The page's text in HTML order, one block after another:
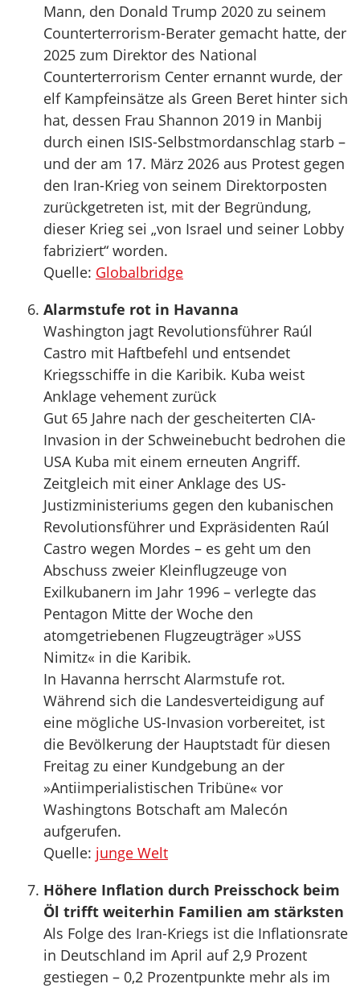
Mann, den Donald Trump 2020 zu seinem
Counterterrorism-Berater gemacht hatte, der
2025 zum Direktor des National
Counterterrorism Center ernannt wurde, der
elf Kampfeinsätze als Green Beret hinter sich
hat, dessen Frau Shannon 2019 in Manbij
durch einen ISIS-Selbstmordanschlag starb –
und der am 17. März 2026 aus Protest gegen
den Iran-Krieg von seinem Direktorposten
zurückgetreten ist, mit der Begründung,
dieser Krieg sei „von Israel und seiner Lobby
fabriziert“ worden.
Quelle: Globalbridge
Alarmstufe rot in Havanna
Washington jagt Revolutionsführer Raúl
Castro mit Haftbefehl und entsendet
Kriegsschiffe in die Karibik. Kuba weist
Anklage vehement zurück
Gut 65 Jahre nach der gescheiterten CIA-
Invasion in der Schweinebucht bedrohen die
USA Kuba mit einem erneuten Angriff.
Zeitgleich mit einer Anklage des US-
Justizministeriums gegen den kubanischen
Revolutionsführer und Expräsidenten Raúl
Castro wegen Mordes – es geht um den
Abschuss zweier Kleinflugzeuge von
Exilkubanern im Jahr 1996 – verlegte das
Pentagon Mitte der Woche den
atomgetriebenen Flugzeugträger »USS
Nimitz« in die Karibik.
In Havanna herrscht Alarmstufe rot.
Während sich die Landesverteidigung auf
eine mögliche US-Invasion vorbereitet, ist
die Bevölkerung der Hauptstadt für diesen
Freitag zu einer Kundgebung an der
»Antiimperialistischen Tribüne« vor
Washingtons Botschaft am Malecón
aufgerufen.
Quelle: junge Welt
Höhere Inflation durch Preisschock beim
Öl trifft weiterhin Familien am stärksten
Als Folge des Iran-Kriegs ist die Inflationsrate
in Deutschland im April auf 2,9 Prozent
gestiegen – 0,2 Prozentpunkte mehr als im